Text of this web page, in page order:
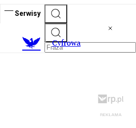
Serwisy
Cyfrowa